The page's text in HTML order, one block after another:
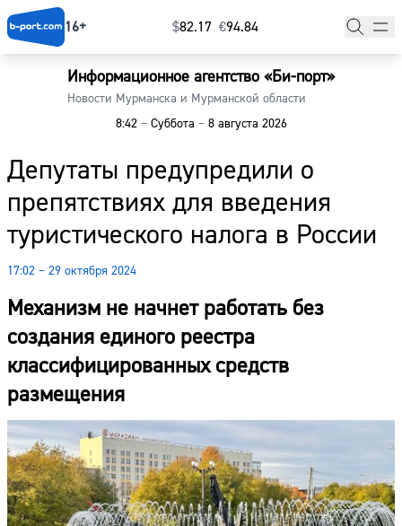
16+ $⁠82.17 €⁠94.84
Информационное агентство «Би-порт»
Новости Мурманска и Мурманской области
8:42 –Суббота –8 августа 2026
Депутаты предупредили о
препятствиях для введения
туристического налога в России
17:02 – 29 октября 2024
Механизм не начнет работать без
создания единого реестра
классифицированных средств
размещения
Главная
Наши гости
Фоторепортажи
Погода
Курсы валют